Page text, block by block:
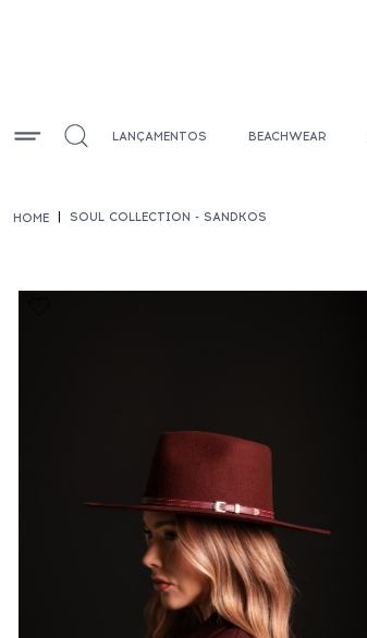
LANÇAMENTOS BEACHWEAR
HOME SOUL COLLECTION - SANDKOS